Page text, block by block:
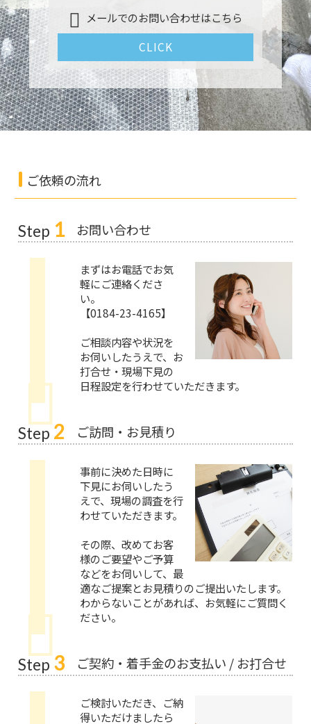
メールでのお問い合わせはこちら
CLICK
ご依頼の流れ
Step 1 お問い合わせ
まずはお電話でお気
軽にご連絡くださ
い。
【0184-23-4165】
ご相談内容や状況を
お伺いしたうえで、お
打合せ・現場下見の
日程設定を行わせていただきます。
Step 2 ご訪問・お見積り
事前に決めた日時に
下見にお伺いしたう
えで、現場の調査を行
わせていただきます。
その際、改めてお客
様のご要望やご予算
などをお伺いして、最
適なご提案とお見積りのご提出いたします。
わからないことがあれば、お気軽にご質問く
ださい。
Step 3 ご契約・着手金のお支払い / お打合せ
ご検討いただき、ご納
得いただけましたら